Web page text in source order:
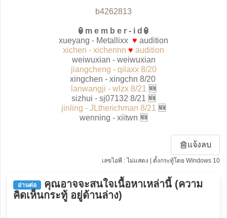
b4262813
🏮m e m b e r - i d🏮
xueyang - Metallixx ♥ audition
xichen - xichennn ♥ audition
weiwuxian - weiwuxian
jiangcheng - qilaxx 8/20
xingchen - xingchn 8/20
lanwangji - wlzx 8/21 🆕
sizhui - sj07132 8/21 🆕
jinling - JLtherichman 8/21 🆕
wenning - xiitwn 🆕
แจ้งลบ
เลขไอพี : ไม่แสดง | ตั้งกระทู้โดย Windows 10
อ่านต่อ
คุณอาจจะสนใจเนื้อหาเหล่านี้ (ความ
คิดเห็นกระทู้ อยู่ด้านล่าง)